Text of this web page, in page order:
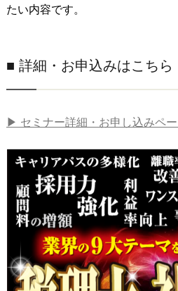
たい内容です。
■ 詳細・お申込みはこちら
▶ セミナー詳細・お申し込みペー